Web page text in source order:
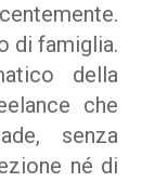
di famiglia.
della
che
senza
né di